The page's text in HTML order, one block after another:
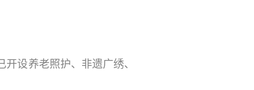
设养老照护、非遗广绣、